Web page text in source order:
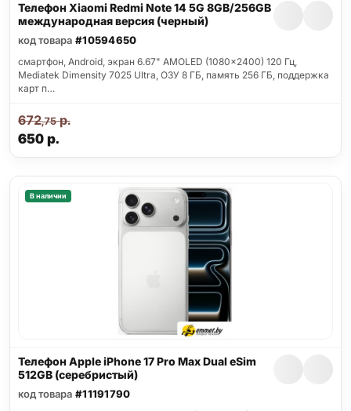
Телефон Xiaomi Redmi Note 14 5G 8GB/256GB
международная версия (черный)
код товара #10594650
смартфон, Android, экран 6.67" AMOLED (1080x2400) 120 Гц,
Mediatek Dimensity 7025 Ultra, ОЗУ 8 ГБ, память 256 ГБ, поддержка
карт п…
650р.
672,75р.
В наличии
Телефон Apple iPhone 17 Pro Max Dual eSim
512GB (серебристый)
код товара #11191790